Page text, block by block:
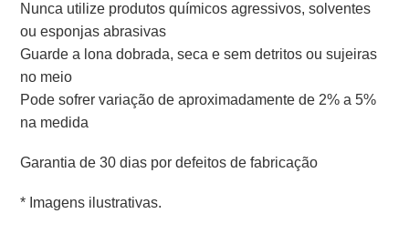
Nunca utilize produtos químicos agressivos, solventes
ou esponjas abrasivas
Guarde a lona dobrada, seca e sem detritos ou sujeiras
no meio
Pode sofrer variação de aproximadamente de 2% a 5%
na medida
Garantia de 30 dias por defeitos de fabricação
* Imagens ilustrativas.